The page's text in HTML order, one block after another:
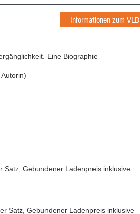
Informationen zum VLB
Eine Biographie
)
Satz Gebundener Ladenpreis inklusive
Satz Gebundener Ladenpreis inklusive